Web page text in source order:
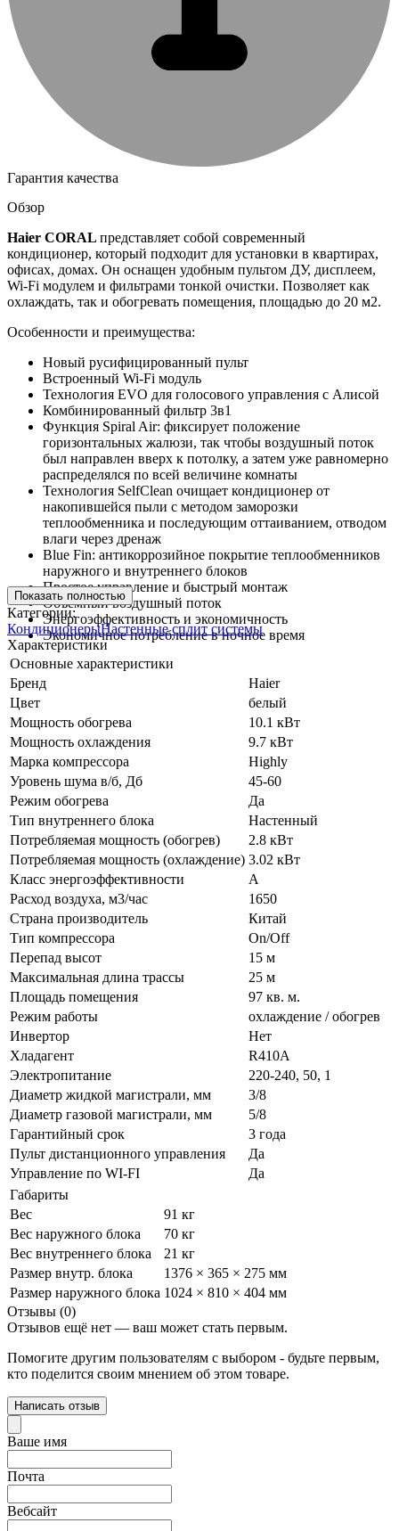
Гарантия качества
Обзор
Haier CORAL представляет собой современный
кондиционер, который подходит для установки в квартирах,
офисах, домах. Он оснащен удобным пультом ДУ, дисплеем,
Wi-Fi модулем и фильтрами тонкой очистки. Позволяет как
охлаждать, так и обогревать помещения, площадью до 20 м2.
Особенности и преимущества:
Новый русифицированный пульт
Встроенный Wi-Fi модуль
Технология EVO для голосового управления с Алисой
Комбинированный фильтр 3в1
Функция Spiral Air: фиксирует положение
горизонтальных жалюзи, так чтобы воздушный поток
был направлен вверх к потолку, а затем уже равномерно
распределялся по всей величине комнаты
Технология SelfClean очищает кондиционер от
накопившейся пыли с методом заморозки
теплообменника и последующим оттаиванием, отводом
влаги через дренаж
Blue Fin: антикоррозийное покрытие теплообменников
наружного и внутреннего блоков
Простое управление и быстрый монтаж
Объемный воздушный поток
Энергоэффективность и экономичность
Экономичное потребление в ночное время
Показать полностью
Категории:
КондиционерыНастенные сплит системы
Характеристики
Основные характеристики
Бренд
Haier
Цвет
белый
Мощность обогрева
10.1 кВт
Мощность охлаждения
9.7 кВт
Марка компрессора
Highly
Уровень шума в/б, Дб
45-60
Режим обогрева
Да
Тип внутреннего блока
Настенный
Потребляемая мощность (обогрев)
2.8 кВт
Потребляемая мощность (охлаждение) 3.02 кВт
Класс энергоэффективности
A
Расход воздуха, м3/час
1650
Страна производитель
Китай
Тип компрессора
On/Off
Перепад высот
15 м
Максимальная длина трассы
25 м
Площадь помещения
97 кв. м.
Режим работы
охлаждение / обогрев
Инвертор
Нет
Хладагент
R410A
Электропитание
220-240, 50, 1
Диаметр жидкой магистрали, мм
3/8
Диаметр газовой магистрали, мм
5/8
Гарантийный срок
3 года
Пульт дистанционного управления
Да
Управление по WI-FI
Да
Габариты
Вес
91 кг
Вес наружного блока
70 кг
Вес внутреннего блока
21 кг
Размер внутр. блока
1376 × 365 × 275 мм
Размер наружного блока 1024 × 810 × 404 мм
Отзывы (0)
Отзывов ещё нет — ваш может стать первым.
Помогите другим пользователям с выбором - будьте первым,
кто поделится своим мнением об этом товаре.
Написать отзыв
Ваше имя
Почта
Вебсайт